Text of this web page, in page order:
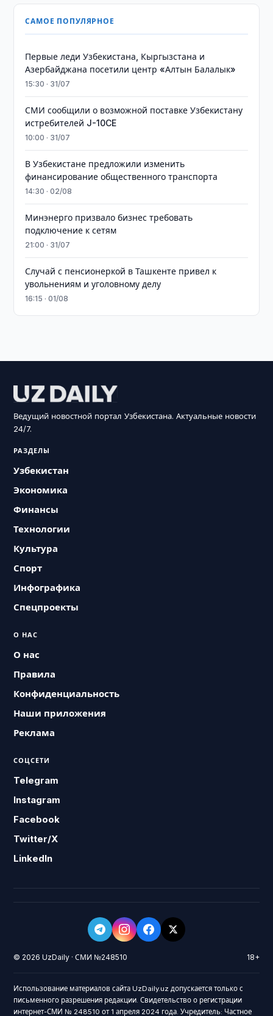
САМОЕ ПОПУЛЯРНОЕ
Первые леди Узбекистана, Кыргызстана и
Азербайджана посетили центр «Алтын Балалык»
15:30 · 31/07
СМИ сообщили о возможной поставке Узбекистану
истребителей J-10CE
10:00 · 31/07
В Узбекистане предложили изменить
финансирование общественного транспорта
14:30 · 02/08
Минэнерго призвало бизнес требовать
подключение к сетям
21:00 · 31/07
Случай с пенсионеркой в Ташкенте привел к
увольнениям и уголовному делу
16:15 · 01/08
Ведущий новостной портал Узбекистана. Актуальные новости
24/7.
РАЗДЕЛЫ
Узбекистан
Экономика
Финансы
Технологии
Культура
Спорт
Инфографика
Спецпроекты
О НАС
О нас
Правила
Конфиденциальность
Наши приложения
Реклама
СОЦСЕТИ
Telegram
Instagram
Facebook
Twitter/X
LinkedIn
© 2026 UzDaily · СМИ №248510 18+
Использование материалов сайта UzDaily.uz допускается только с
письменного разрешения редакции. Свидетельство о регистрации
интернет-СМИ № 248510 от 1 апреля 2024 года. Учредитель: Частное